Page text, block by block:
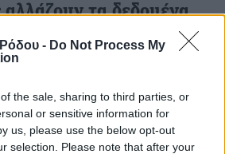
- Do Not Process My
the sale, sharing to third parties, or
or sensitive information for
us, please use the below opt-out
selection. Please note that after your
τα δεδομένα
του Παντελή Παντελίδη που
μοιραίο βράδυ στο ίδιο σπίτι πριν